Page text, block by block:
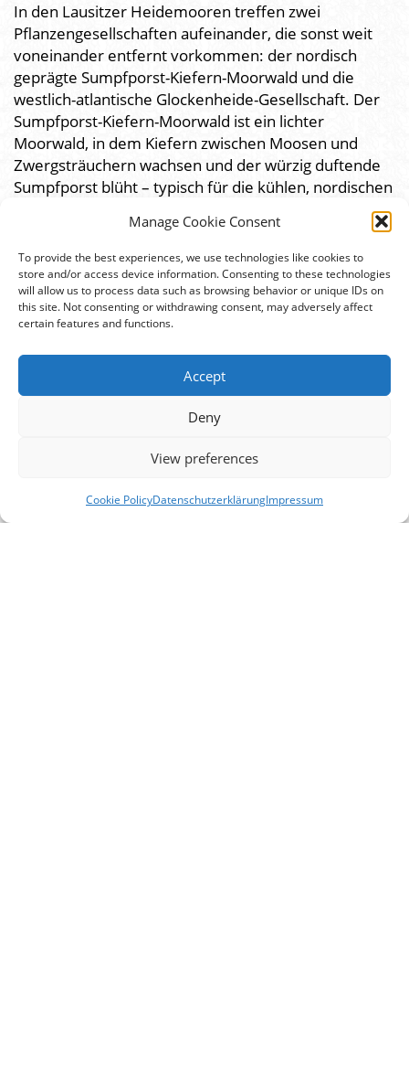
Manage Cookie Consent
To provide the best experiences, we use technologies like cookies to
store and/or access device information. Consenting to these technologies
will allow us to process data such as browsing behavior or unique IDs on
this site. Not consenting or withdrawing consent, may adversely affect
certain features and functions.
Accept
Deny
View preferences
Cookie PolicyDatenschutzerklärungImpressum
In den Lausitzer Heidemooren treffen zwei
Pflanzengesellschaften aufeinander, die sonst weit
voneinander entfernt vorkommen: der nordisch
geprägte Sumpfporst-Kiefern-Moorwald und die
westlich-atlantische Glockenheide-Gesellschaft. Der
Sumpfporst-Kiefern-Moorwald ist ein lichter
Moorwald, in dem Kiefern zwischen Moosen und
Zwergsträuchern wachsen und der würzig duftende
Sumpfporst blüht – typisch für die kühlen, nordischen
Moore Skandinaviens. Die Glockenheide-Gesellschaft
hingegen prägt offene, feuchte Heideflächen, wo rosa
Blütenpolster der Glockenheide den nassen Boden
überziehen – Pflanzen, wie man sie sonst eher in
Westeuropa findet.
typisch für die Lausitzer Heidemoore –
Lebensräume, in denen sich Einflüsse aus Nord und
dieses Moor auch Pflanzen wie Rosmarinheide,
Moosbeere und Rauschbeere, die nur in nassen,
nährstoffarmen Böden gedeihen.